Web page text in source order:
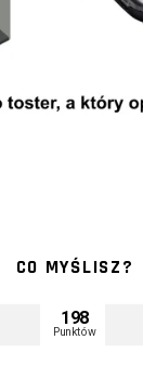
CO MYŚLISZ?
198
Punktów